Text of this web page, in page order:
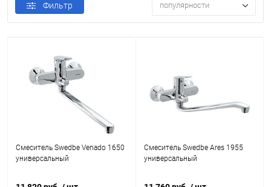
Фильтр популярности
Смеситель Swedbe Venado 1650
универсальный
Смеситель Swedbe Ares 1955
универсальный